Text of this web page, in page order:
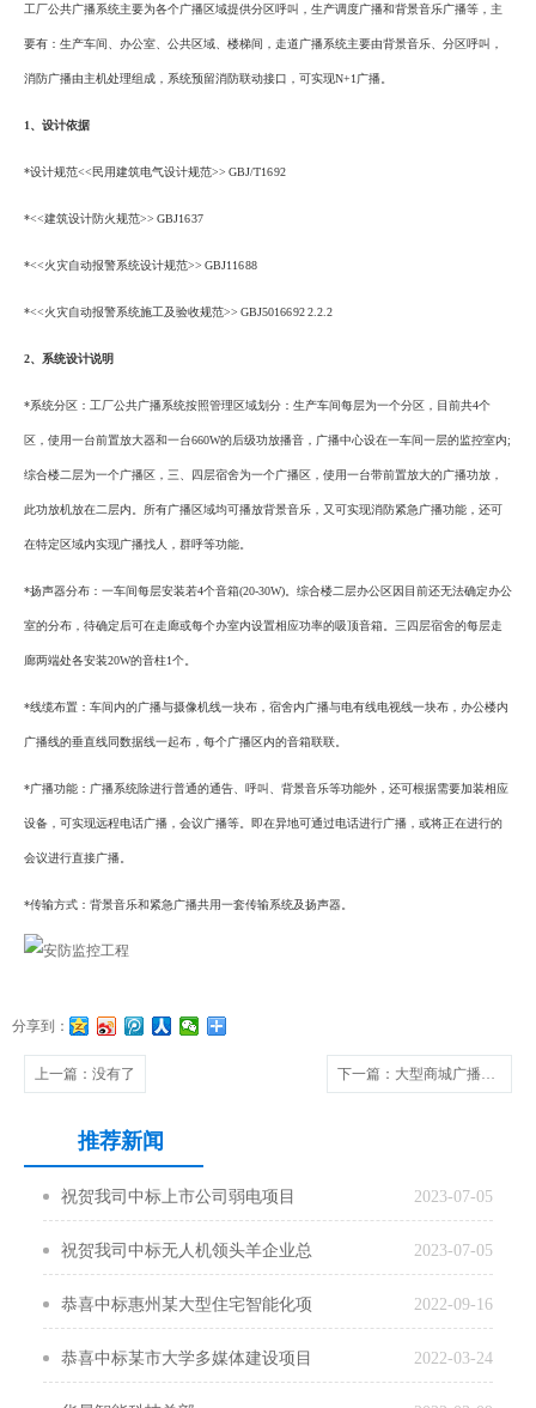
工厂公共广播系统主要为各个广播区域提供分区呼叫，生产调度广播和背景音乐广播等，主
要有：生产车间、办公室、公共区域、楼梯间，走道广播系统主要由背景音乐、分区呼叫，
消防广播由主机处理组成，系统预留消防联动接口，可实现N+1广播。
1、设计依据
*设计规范<<民用建筑电气设计规范>> GBJ/T16 92
*<<建筑设计防火规范>> GBJ16 37
*<<火灾自动报警系统设计规范>> GBJ116 88
*<<火灾自动报警系统施工及验收规范>> GBJ50166 92 2.2.2
2、系统设计说明
*系统分区：工厂公共广播系统按照管理区域划分：生产车间每层为一个分区，目前共4个
区，使用一台前置放大器和一台660W的后级功放播音，广播中心设在一车间一层的监控室内;
综合楼二层为一个广播区，三、四层宿舍为一个广播区，使用一台带前置放大的广播功放，
此功放机放在二层内。所有广播区域均可播放背景音乐，又可实现消防紧急广播功能，还可
在特定区域内实现广播找人，群呼等功能。
*扬声器分布：一车间每层安装若4个音箱(20-30W)。综合楼二层办公区因目前还无法确定办公
室的分布，待确定后可在走廊或每个办室内设置相应功率的吸顶音箱。三四层宿舍的每层走
廊两端处各安装20W的音柱1个。
*线缆布置：车间内的广播与摄像机线一块布，宿舍内广播与电有线电视线一块布，办公楼内
广播线的垂直线同数据线一起布，每个广播区内的音箱联联。
*广播功能：广播系统除进行普通的通告、呼叫、背景音乐等功能外，还可根据需要加装相应
设备，可实现远程电话广播，会议广播等。即在异地可通过电话进行广播，或将正在进行的
会议进行直接广播。
*传输方式：背景音乐和紧急广播共用一套传输系统及扬声器。
分享到：
上一篇 ：没有了 下一篇：大型商城广播系统解决方案
推荐新闻
祝贺我司中标上市公司弱电项目 2023-07-05
祝贺我司中标无人机领头羊企业总
部楼宇自控系统项目
2023-07-05
恭喜中标惠州某大型住宅智能化项
目
2022-09-16
恭喜中标某市大学多媒体建设项目 2022-03-24